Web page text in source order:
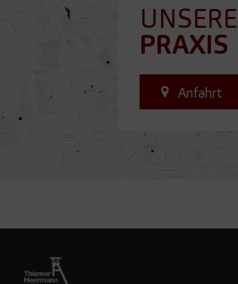
UNSERE
PRAXIS
Anfahrt